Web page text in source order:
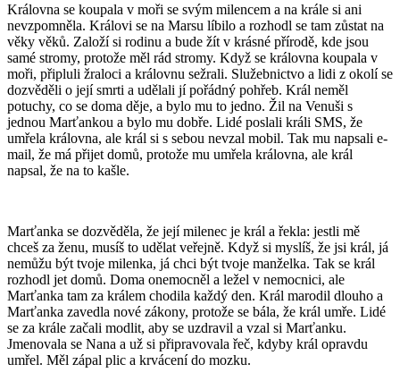
Královna se koupala v moři se svým milencem a na krále si ani
nevzpomněla. Královi se na Marsu líbilo a rozhodl se tam zůstat na
věky věků. Založí si rodinu a bude žít v krásné přírodě, kde jsou
samé stromy, protože měl rád stromy. Když se královna koupala v
moři, připluli žraloci a královnu sežrali. Služebnictvo a lidi z okolí se
dozvěděli o její smrti a udělali jí pořádný pohřeb. Král neměl
potuchy, co se doma děje, a bylo mu to jedno. Žil na Venuši s
jednou Marťankou a bylo mu dobře. Lidé poslali králi SMS, že
umřela královna, ale král si s sebou nevzal mobil. Tak mu napsali e-
mail, že má přijet domů, protože mu umřela královna, ale král
napsal, že na to kašle.
Marťanka se dozvěděla, že její milenec je král a řekla: jestli mě
chceš za ženu, musíš to udělat veřejně. Když si myslíš, že jsi král, já
nemůžu být tvoje milenka, já chci být tvoje manželka. Tak se král
rozhodl jet domů. Doma onemocněl a ležel v nemocnici, ale
Marťanka tam za králem chodila každý den. Král marodil dlouho a
Marťanka zavedla nové zákony, protože se bála, že král umře. Lidé
se za krále začali modlit, aby se uzdravil a vzal si Marťanku.
Jmenovala se Nana a už si připravovala řeč, kdyby král opravdu
umřel. Měl zápal plic a krvácení do mozku.